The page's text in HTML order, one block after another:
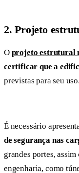
2.Projeto
O projeto estrutural
certificar que a
previstas para seu uso.
É necessário
de segurança nas
grandes portes,
engenharia, como